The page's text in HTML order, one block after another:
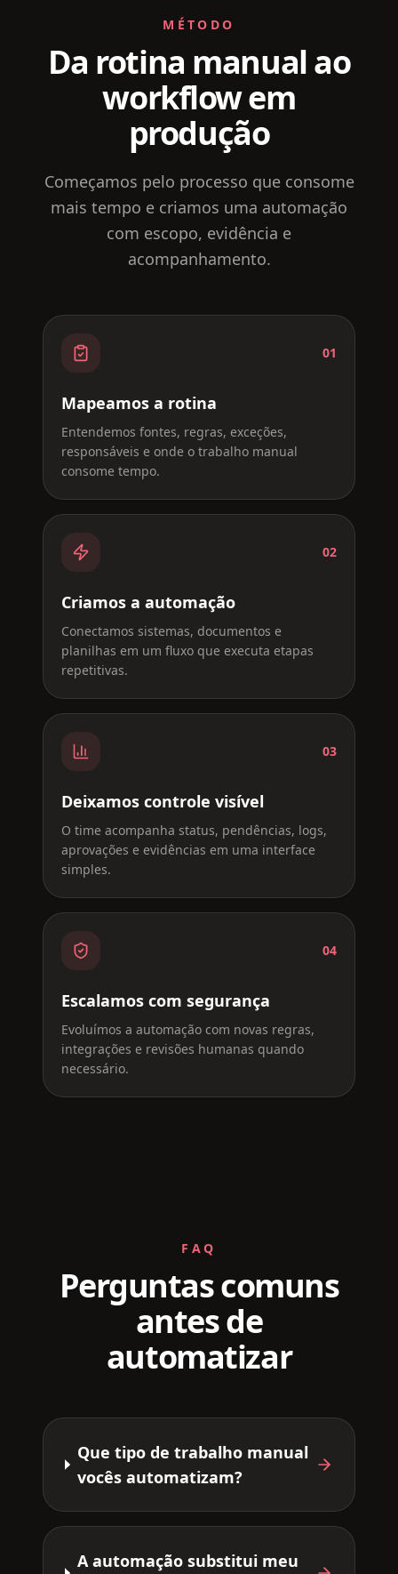
MÉTODO
Da rotina manual ao
workflow em
produção
Começamos pelo processo que consome
mais tempo e criamos uma automação
com escopo, evidência e
acompanhamento.
01
Mapeamos a rotina
Entendemos fontes, regras, exceções,
responsáveis e onde o trabalho manual
consome tempo.
02
Criamos a automação
Conectamos sistemas, documentos e
planilhas em um fluxo que executa etapas
repetitivas.
03
Deixamos controle visível
O time acompanha status, pendências, logs,
aprovações e evidências em uma interface
simples.
04
Escalamos com segurança
Evoluímos a automação com novas regras,
integrações e revisões humanas quando
necessário.
FAQ
Perguntas comuns
antes de
automatizar
Que tipo de trabalho manual
vocês automatizam?
A automação substitui meu